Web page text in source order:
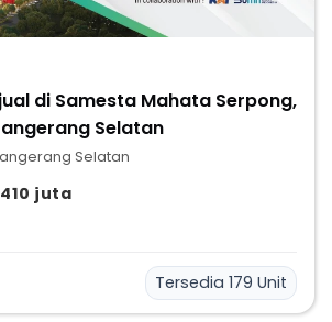
di Samesta Mahata Serpong,
Selatan
Selatan
juta
Tersedia 179 Unit